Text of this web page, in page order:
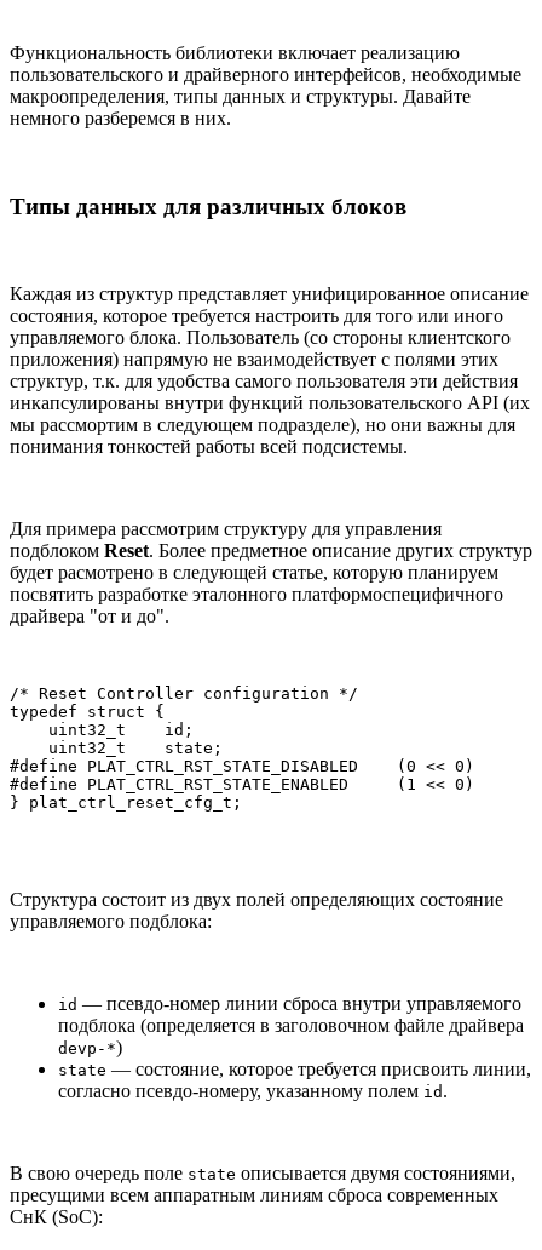
Функциональность библиотеки включает реализацию
пользовательского и драйверного интерфейсов, необходимые
макроопределения, типы данных и структуры. Давайте
немного разберемся в них.
Типы данных для различных блоков
Каждая из структур представляет унифицированное описание
состояния, которое требуется настроить для того или иного
управляемого блока. Пользователь (со стороны клиентского
приложения) напрямую не взаимодействует с полями этих
структур, т.к. для удобства самого пользователя эти действия
инкапсулированы внутри функций пользовательского API (их
мы рассмортим в следующем подразделе), но они важны для
понимания тонкостей работы всей подсистемы.
Для примера рассмотрим структуру для управления
подблоком Reset. Более предметное описание других структур
будет расмотрено в следующей статье, которую планируем
посвятить разработке эталонного платформоспецифичного
драйвера "от и до".
/* Reset Controller configuration */
typedef struct {
    uint32_t    id;
    uint32_t    state;
#define PLAT_CTRL_RST_STATE_DISABLED    (0 << 0)
#define PLAT_CTRL_RST_STATE_ENABLED     (1 << 0)
} plat_ctrl_reset_cfg_t;
Структура состоит из двух полей определяющих состояние
управляемого подблока:
id — псевдо-номер линии сброса внутри управляемого
подблока (определяется в заголовочном файле драйвера
devp-*)
state — состояние, которое требуется присвоить линии,
согласно псевдо-номеру, указанному полем id .
В свою очередь поле state описывается двумя состояниями,
пресущими всем аппаратным линиям сброса современных
СнК (SoC):